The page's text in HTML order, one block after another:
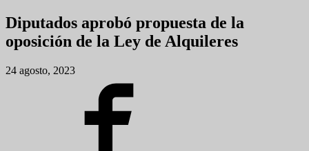
Diputados aprobó propuesta de la
oposición de la Ley de Alquileres
24 agosto, 2023